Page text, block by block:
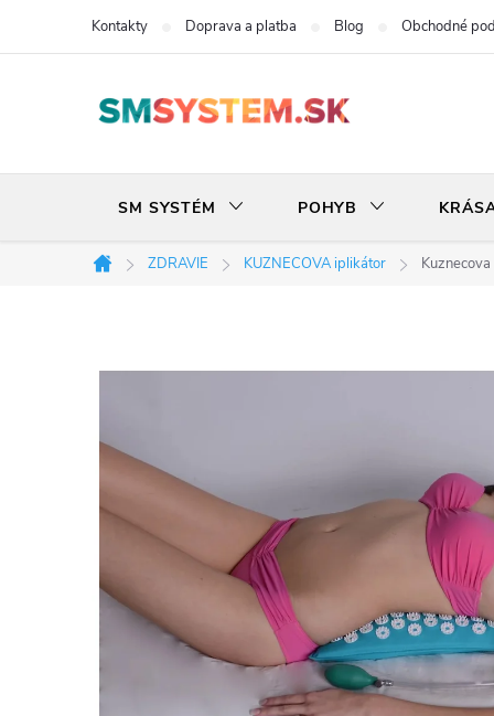
Kontakty Doprava a platba Blog Obchodné
SM SYSTÉM POHYB
Domov
ZDRAVIE KUZNECOVA iplikátor